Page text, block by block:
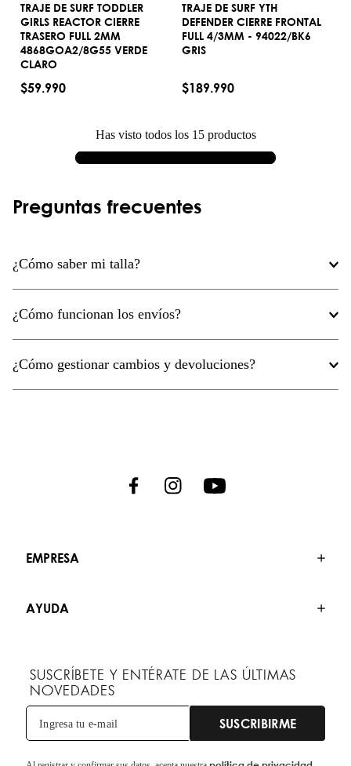
1
AGREGAR AL CARRITO
TRAJE DE SURF TODDLER
GIRLS REACTOR CIERRE
TRASERO FULL 2MM
4868GOA2/8G55 VERDE
CLARO
$59.990
16
TRAJE DE SURF YTH
DEFENDER CIERRE FRONTAL
FULL 4/3MM - 94022/BK6
GRIS
$189.990
Has visto todos los 15productos
Preguntas frecuentes
¿Cómo saber mi talla?
¿Cómo funcionan los envíos?
¿Cómo gestionar cambios y devoluciones?
EMPRESA
AYUDA
SUSCRÍBETE Y ENTÉRATE DE LAS ÚLTIMAS
NOVEDADES
SUSCRIBIRME